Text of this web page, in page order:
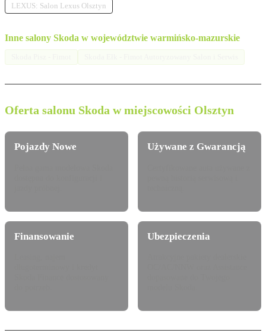
LEXUS: Salon Lexus Olsztyn
Inne salony Skoda w województwie warmińsko-mazurskie
Oferta salonu Skoda w miejscowości Olsztyn
Pojazdy Nowe Używane z Gwarancją
Finansowanie Ubezpieczenia